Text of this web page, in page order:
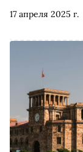
17 апреля 2025 г.
о состоянии